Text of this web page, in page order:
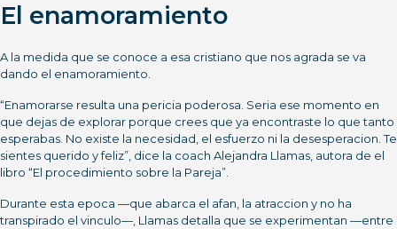
El enamoramiento
A la medida que se conoce a esa cristiano que nos agrada se va
dando el enamoramiento.
“Enamorarse resulta una pericia poderosa. Seri­a ese momento en
que dejas de explorar porque crees que ya encontraste lo que tanto
esperabas. No existe la necesidad, el esfuerzo ni la desesperacion. Te
sientes querido y feliz”, dice la coach Alejandra Llamas, autora de el
libro “El procedimiento sobre la Pareja”.
Durante esta epoca —que abarca el afan, la atraccion y no ha
transpirado el vinculo—, Llamas detalla que se experimentan —entre